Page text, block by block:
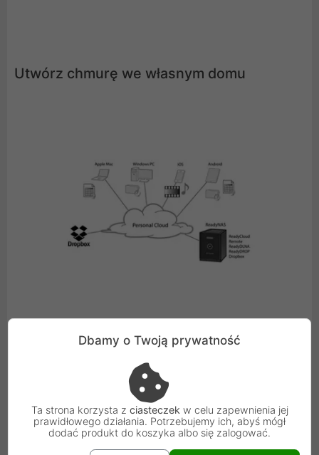
Utwórz chmurę we własnym domu
Prognoza wewnątrz domu - z chmurami i... z uśmiechem.
prywatnej chmury domowej zapewniającej dostęp do
danych z dowolnego miejsca.
Dbamy o Twoją prywatność
Ta strona korzysta z ciasteczek w celu zapewnienia jej
prawidłowego działania. Potrzebujemy ich, abyś mógł
dodać produkt do koszyka albo się zalogować.